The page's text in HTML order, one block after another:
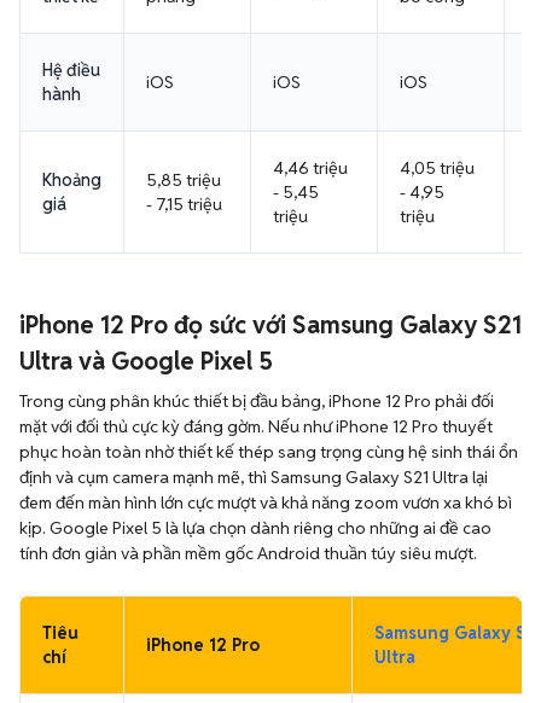
Hệ điều
hành
iOS iOS iOS
Khoảng
giá
5,85 triệu
- 7,15 triệu
4,46 triệu
- 5,45
triệu
4,05 triệu
- 4,95
triệu
iPhone 12 Pro đọ sức với Samsung Galaxy S21
Ultra và Google Pixel 5
Trong cùng phân khúc thiết bị đầu bảng, iPhone 12 Pro phải đối
mặt với đối thủ cực kỳ đáng gờm. Nếu như iPhone 12 Pro thuyết
phục hoàn toàn nhờ thiết kế thép sang trọng cùng hệ sinh thái ổn
định và cụm camera mạnh mẽ, thì Samsung Galaxy S21 Ultra lại
đem đến màn hình lớn cực mượt và khả năng zoom vươn xa khó bì
kịp. Google Pixel 5 là lựa chọn dành riêng cho những ai đề cao
tính đơn giản và phần mềm gốc Android thuần túy siêu mượt.
Tiêu
chí
iPhone 12 Pro
Samsung Galaxy
Ultra